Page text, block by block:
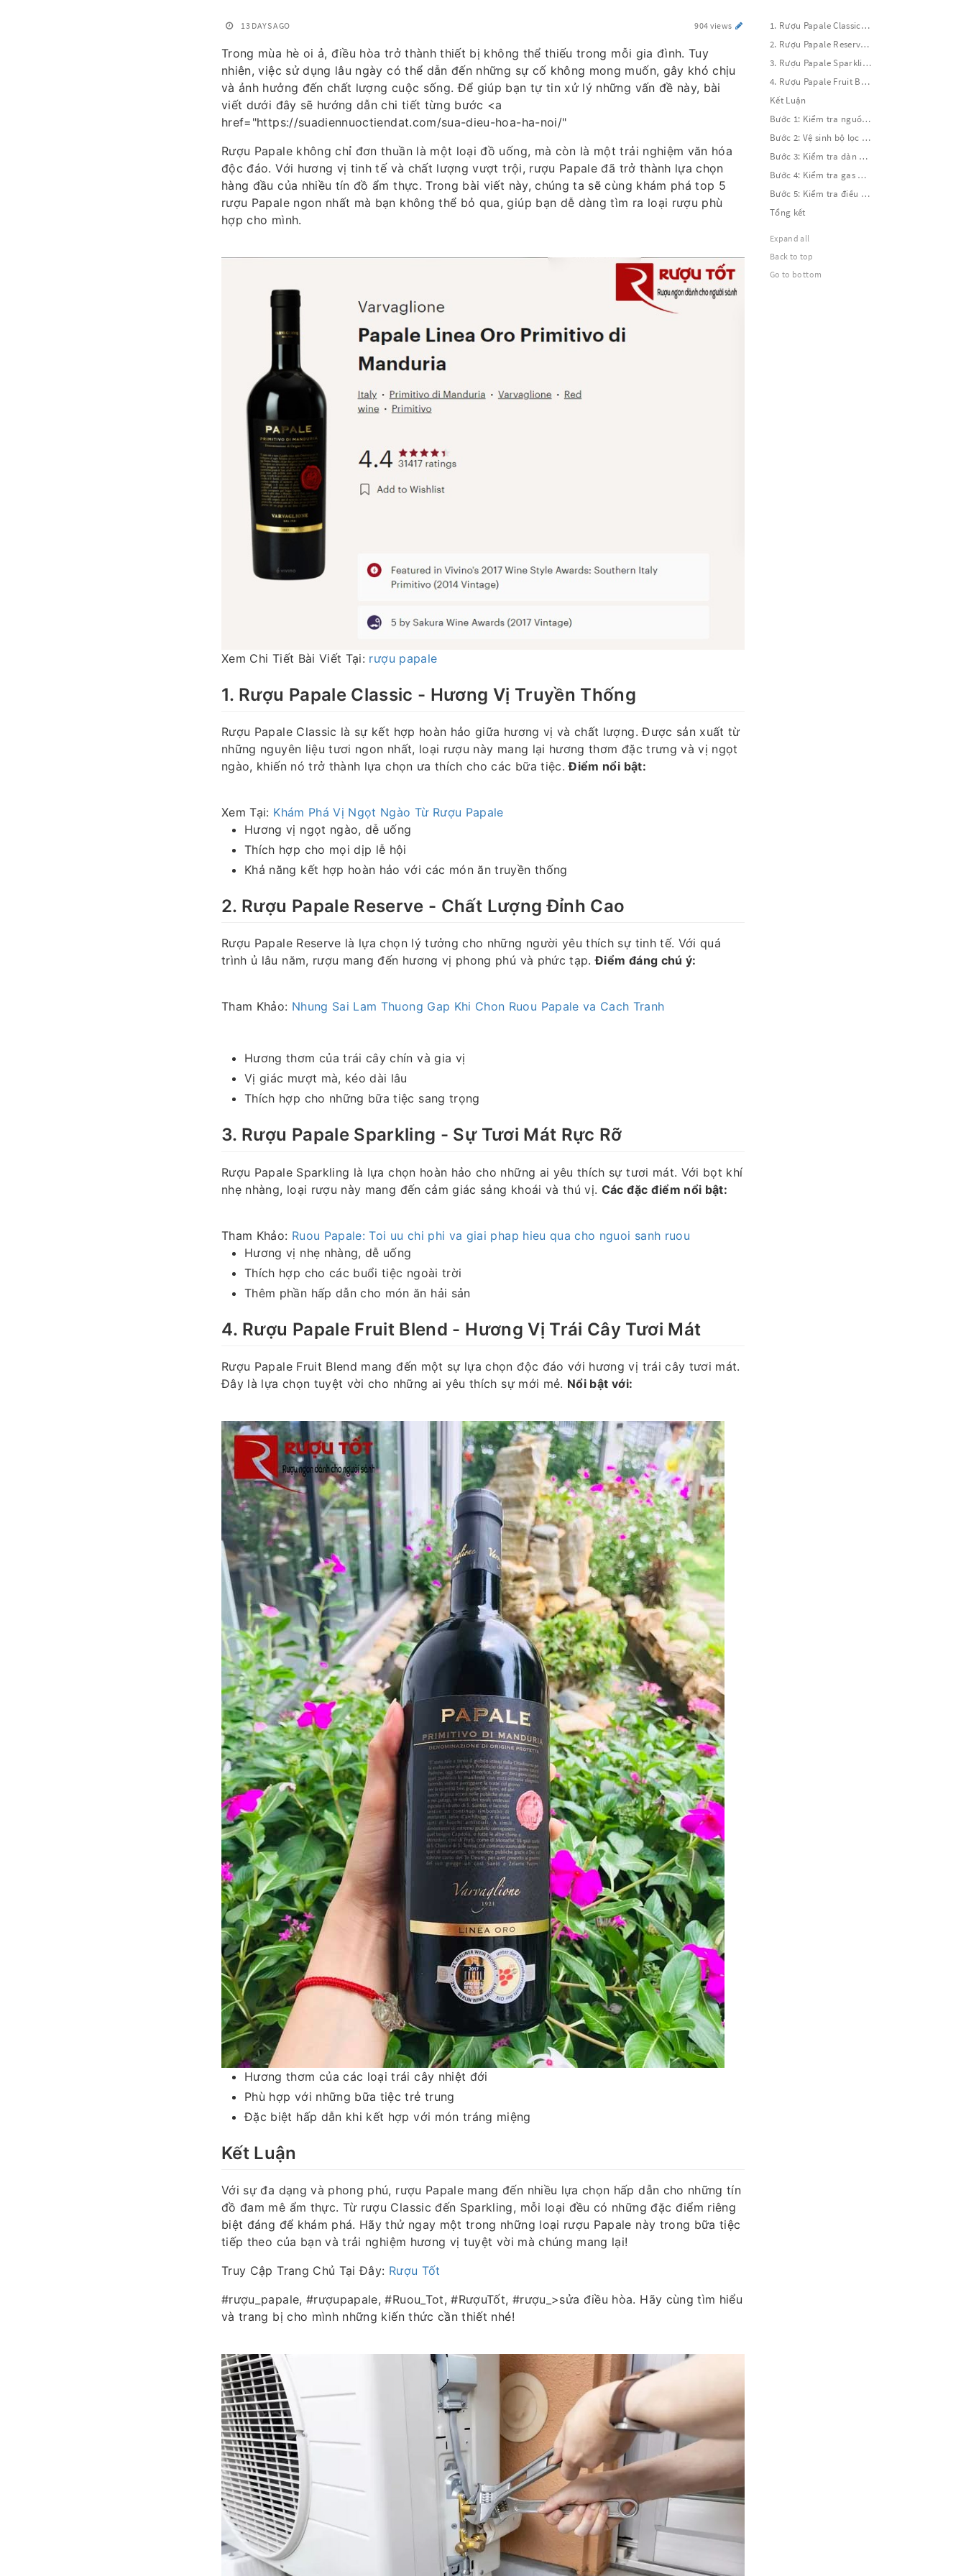
13 DAYS AGO 904 views
Trong mùa hè oi ả, điều hòa trở thành thiết bị không thể thiếu trong mỗi gia đình. Tuy
nhiên, việc sử dụng lâu ngày có thể dẫn đến những sự cố không mong muốn, gây khó chịu
và ảnh hưởng đến chất lượng cuộc sống. Để giúp bạn tự tin xử lý những vấn đề này, bài
viết dưới đây sẽ hướng dẫn chi tiết từng bước <a
href="https://suadiennuoctiendat.com/sua-dieu-hoa-ha-noi/"
Rượu Papale không chỉ đơn thuần là một loại đồ uống, mà còn là một trải nghiệm văn hóa
độc đáo. Với hương vị tinh tế và chất lượng vượt trội, rượu Papale đã trở thành lựa chọn
hàng đầu của nhiều tín đồ ẩm thực. Trong bài viết này, chúng ta sẽ cùng khám phá top 5
rượu Papale ngon nhất mà bạn không thể bỏ qua, giúp bạn dễ dàng tìm ra loại rượu phù
hợp cho mình.
Xem Chi Tiết Bài Viết Tại: rượu papale
1. Rượu Papale Classic - Hương Vị Truyền Thống
Rượu Papale Classic là sự kết hợp hoàn hảo giữa hương vị và chất lượng. Được sản xuất từ
những nguyên liệu tươi ngon nhất, loại rượu này mang lại hương thơm đặc trưng và vị ngọt
ngào, khiến nó trở thành lựa chọn ưa thích cho các bữa tiệc.Điểm nổi bật:
Xem Tại: Khám Phá Vị Ngọt Ngào Từ Rượu Papale
Hương vị ngọt ngào, dễ uống
Thích hợp cho mọi dịp lễ hội
Khả năng kết hợp hoàn hảo với các món ăn truyền thống
2. Rượu Papale Reserve - Chất Lượng Đỉnh Cao
Rượu Papale Reserve là lựa chọn lý tưởng cho những người yêu thích sự tinh tế. Với quá
trình ủ lâu năm, rượu mang đến hương vị phong phú và phức tạp.Điểm đáng chú ý:
Tham Khảo: Nhung Sai Lam Thuong Gap Khi Chon Ruou Papale va Cach Tranh
Hương thơm của trái cây chín và gia vị
Vị giác mượt mà, kéo dài lâu
Thích hợp cho những bữa tiệc sang trọng
3. Rượu Papale Sparkling - Sự Tươi Mát Rực Rỡ
Rượu Papale Sparkling là lựa chọn hoàn hảo cho những ai yêu thích sự tươi mát. Với bọt khí
nhẹ nhàng, loại rượu này mang đến cảm giác sảng khoái và thú vị. Các đặc điểm nổi bật:
Tham Khảo: Ruou Papale: Toi uu chi phi va giai phap hieu qua cho nguoi sanh ruou
Hương vị nhẹ nhàng, dễ uống
Thích hợp cho các buổi tiệc ngoài trời
Thêm phần hấp dẫn cho món ăn hải sản
4. Rượu Papale Fruit Blend - Hương Vị Trái Cây Tươi Mát
Rượu Papale Fruit Blend mang đến một sự lựa chọn độc đáo với hương vị trái cây tươi mát.
Đây là lựa chọn tuyệt vời cho những ai yêu thích sự mới mẻ. Nổi bật với:
Hương thơm của các loại trái cây nhiệt đới
Phù hợp với những bữa tiệc trẻ trung
Đặc biệt hấp dẫn khi kết hợp với món tráng miệng
Kết Luận
Với sự đa dạng và phong phú, rượu Papale mang đến nhiều lựa chọn hấp dẫn cho những tín
đồ đam mê ẩm thực. Từ rượu Classic đến Sparkling, mỗi loại đều có những đặc điểm riêng
biệt đáng để khám phá. Hãy thử ngay một trong những loại rượu Papale này trong bữa tiệc
tiếp theo của bạn và trải nghiệm hương vị tuyệt vời mà chúng mang lại!
Truy Cập Trang Chủ Tại Đây: Rượu Tốt
#rượu_papale, #rượupapale, #Ruou_Tot, #RượuTốt, #rượu_>sửa điều hòa. Hãy cùng tìm hiểu
và trang bị cho mình những kiến thức cần thiết nhé!
1. Rượu Papale Classic - Hương Vị Truyền Thống
2. Rượu Papale Reserve - Chất Lượng Đỉnh Cao
3. Rượu Papale Sparkling - Sự Tươi Mát Rực Rỡ
4. Rượu Papale Fruit Blend - Hương Vị Trái Cây Tươi Mát
Kết Luận
Bước 1: Kiểm tra nguồn điện
Bước 2: Vệ sinh bộ lọc không khí
Bước 3: Kiểm tra dàn nóng và dàn lạnh
Bước 4: Kiểm tra gas điều hòa
Bước 5: Kiểm tra điều khiển và cảm biến nhiệt độ
Tổng kết
Expand all
Back to top
Go to bottom